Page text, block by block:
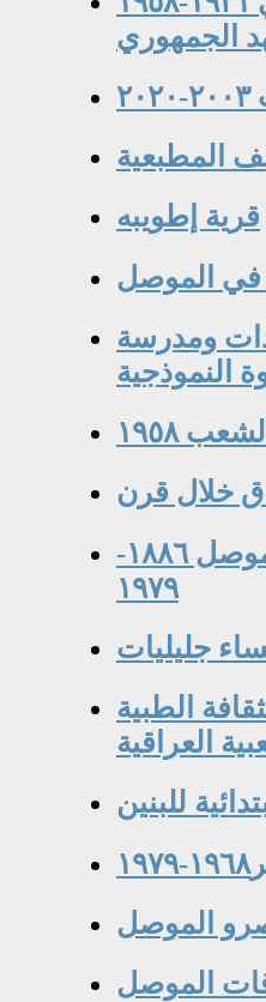
الجمهوري
المطبعية
قرية إطويبه
الموصل
ومدرسة
النموذجية
١٩٥٨
خلال قرن
الشيخ رشيد الخطيب من رموز التنوير في الموصل ١٨٨٦-
١٩٧٩
جليليات
الطبية
العراقية
للبنين
الموصل
الموصل